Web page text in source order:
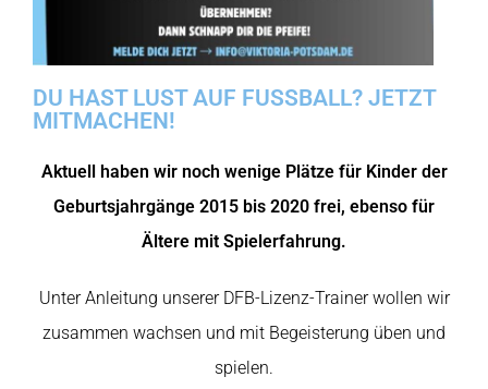
DU HAST LUST AUF FUSSBALL? JETZT
MITMACHEN!
Aktuell haben wir noch wenige Plätze für Kinder der
Geburtsjahrgänge 2015 bis 2020 frei, ebenso für
Ältere mit Spielerfahrung.
Unter Anleitung unserer DFB-Lizenz-Trainer wollen wir
zusammen wachsen und mit Begeisterung üben und
spielen.